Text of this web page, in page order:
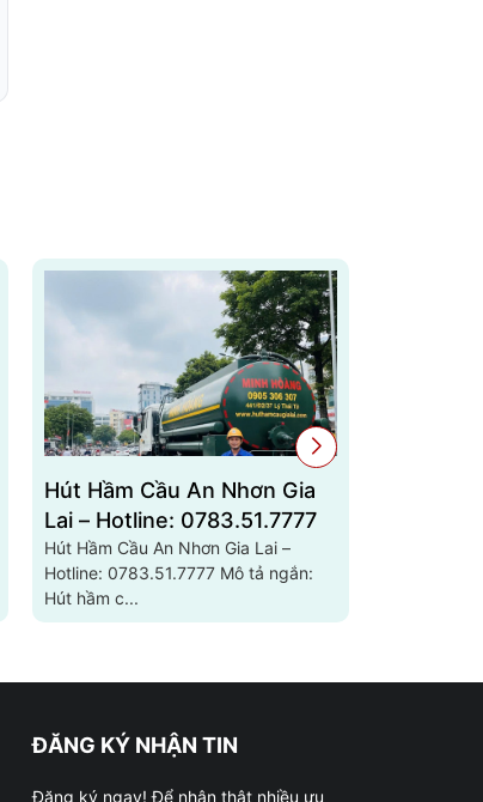
Hút Hầm Cầu An Nhơn Gia
Lai – Hotline: 0783.51.7777
Hút Hầm Cầu An Nhơn Gia Lai –
Hotline: 0783.51.7777 Mô tả ngắn:
Hút hầm c...
ĐĂNG KÝ NHẬN TIN
Đăng ký ngay! Để nhận thật nhiều ưu